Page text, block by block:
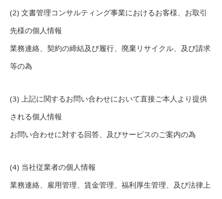
(2) 文書管理コンサルティング事業におけるお客様、お取引
先様の個人情報
業務連絡、契約の締結及び履行、廃棄リサイクル、及び請求
等の為
(3) 上記に関するお問い合わせにおいて直接ご本人より提供
される個人情報
お問い合わせに対する回答、及びサービスのご案内の為
(4) 当社従業者の個人情報
業務連絡、雇用管理、賃金管理、福利厚生管理、及び法律上